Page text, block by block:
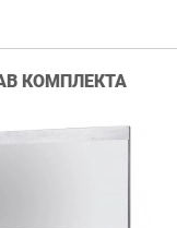
КОМПЛЕКТА